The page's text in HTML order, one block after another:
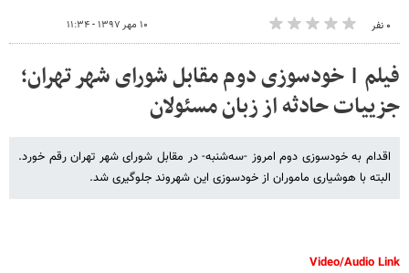
۰ نفر ۱۰ مهر ۱۳۹۷ - ۱۱:۳۴
فیلم | خودسوزی دوم مقابل شورای شهر تهران؛
جزییات حادثه از زبان مسئولان
اقدام به خودسوزی دوم امروز -سه‌شنبه- در مقابل شورای شهر تهران رقم خورد.
البته با هوشیاری ماموران از خودسوزی این شهروند جلوگیری شد.
Video/Audio Link